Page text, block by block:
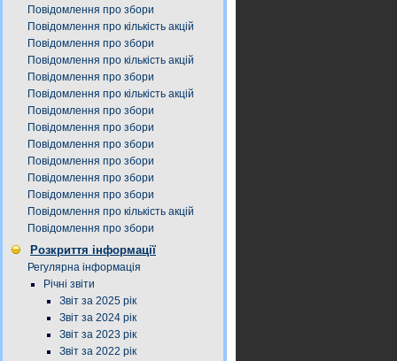
Повідомлення про збори
Повідомлення про кількість акцій
Повідомлення про збори
Повідомлення про кількість акцій
Повідомлення про збори
Повідомлення про кількість акцій
Повідомлення про збори
Повідомлення про збори
Повідомлення про збори
Повідомлення про збори
Повідомлення про збори
Повідомлення про збори
Повідомлення про кількість акцій
Повідомлення про збори
Розкриття інформації
Регулярна інформація
Річні звіти
Звіт за 2025 рік
Звіт за 2024 рік
Звіт за 2023 рік
Звіт за 2022 рік